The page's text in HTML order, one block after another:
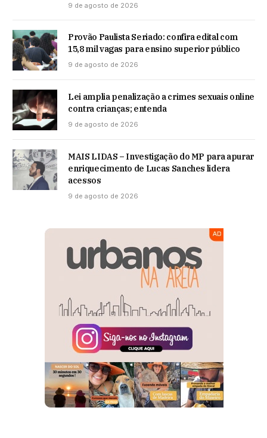
9 de agosto de 2026
Provão Paulista Seriado: confira edital com
15,8 mil vagas para ensino superior público
9 de agosto de 2026
Lei amplia penalização a crimes sexuais online
contra crianças; entenda
9 de agosto de 2026
MAIS LIDAS – Investigação do MP para apurar
enriquecimento de Lucas Sanches lidera
acessos
9 de agosto de 2026